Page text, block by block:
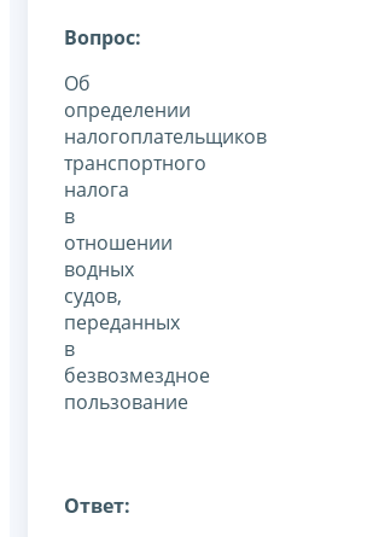
Вопрос:
Об
определении
налогоплательщиков
транспортного
налога
в
отношении
водных
судов,
переданных
в
безвозмездное
пользование
Ответ: